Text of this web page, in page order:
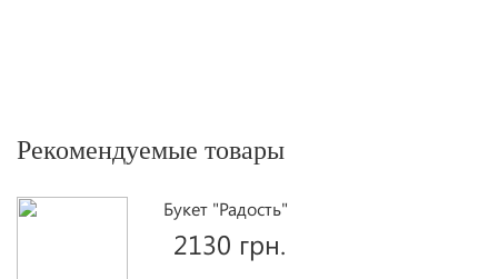
Рекомендуемые товары
Букет "Радость"
2130 грн.